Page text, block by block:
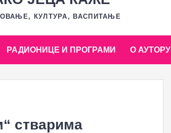
КУЛТУРА, ВАСПИТАЊЕ
РАДИОНИЦЕ И ПРОГРАМИ О АУТОРУ
стварима